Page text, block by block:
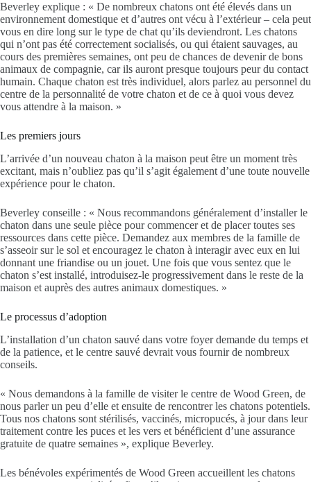
Beverley explique : « De nombreux chatons ont été élevés dans un
environnement domestique et d’autres ont vécu à l’extérieur – cela peut
vous en dire long sur le type de chat qu’ils deviendront. Les chatons
qui n’ont pas été correctement socialisés, ou qui étaient sauvages, au
cours des premières semaines, ont peu de chances de devenir de bons
animaux de compagnie, car ils auront presque toujours peur du contact
humain. Chaque chaton est très individuel, alors parlez au personnel du
centre de la personnalité de votre chaton et de ce à quoi vous devez
vous attendre à la maison. »
Les premiers jours
L’arrivée d’un nouveau chaton à la maison peut être un moment très
excitant, mais n’oubliez pas qu’il s’agit également d’une toute nouvelle
expérience pour le chaton.
Beverley conseille : « Nous recommandons généralement d’installer le
chaton dans une seule pièce pour commencer et de placer toutes ses
ressources dans cette pièce. Demandez aux membres de la famille de
s’asseoir sur le sol et encouragez le chaton à interagir avec eux en lui
donnant une friandise ou un jouet. Une fois que vous sentez que le
chaton s’est installé, introduisez-le progressivement dans le reste de la
maison et auprès des autres animaux domestiques. »
Le processus d’adoption
L’installation d’un chaton sauvé dans votre foyer demande du temps et
de la patience, et le centre sauvé devrait vous fournir de nombreux
conseils.
« Nous demandons à la famille de visiter le centre de Wood Green, de
nous parler un peu d’elle et ensuite de rencontrer les chatons potentiels.
Tous nos chatons sont stérilisés, vaccinés, micropucés, à jour dans leur
traitement contre les puces et les vers et bénéficient d’une assurance
gratuite de quatre semaines », explique Beverley.
Les bénévoles expérimentés de Wood Green accueillent les chatons